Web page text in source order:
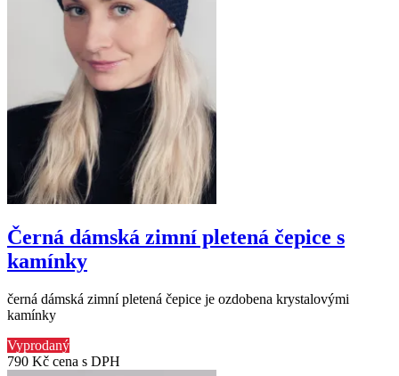
Černá dámská zimní pletená čepice s
kamínky
černá dámská zimní pletená čepice je ozdobena krystalovými
kamínky
Vyprodaný
790 Kč cena s DPH